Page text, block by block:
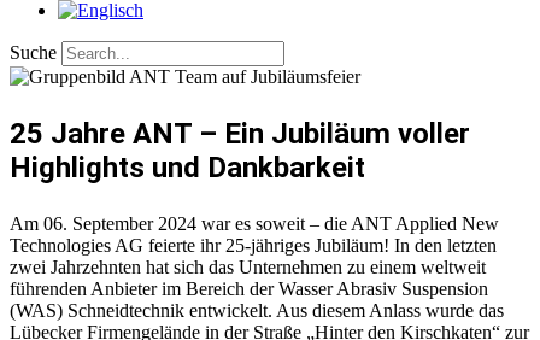
Suche
25 Jahre ANT – Ein Jubiläum voller
Highlights und Dankbarkeit
Am 06. September 2024 war es soweit – die ANT Applied New
Technologies AG feierte ihr 25-jähriges Jubiläum! In den letzten
zwei Jahrzehnten hat sich das Unternehmen zu einem weltweit
führenden Anbieter im Bereich der Wasser Abrasiv Suspension
(WAS) Schneidtechnik entwickelt. Aus diesem Anlass wurde das
Lübecker Firmengelände in der Straße „Hinter den Kirschkaten“ zur